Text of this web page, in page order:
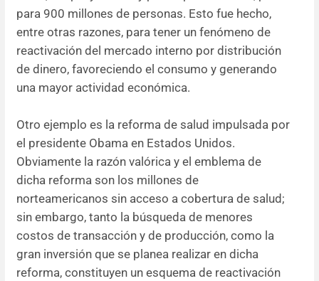
para 900 millones de personas. Esto fue hecho,
entre otras razones, para tener un fenómeno de
reactivación del mercado interno por distribución
de dinero, favoreciendo el consumo y generando
una mayor actividad económica.
Otro ejemplo es la reforma de salud impulsada por
el presidente Obama en Estados Unidos.
Obviamente la razón valórica y el emblema de
dicha reforma son los millones de
norteamericanos sin acceso a cobertura de salud;
sin embargo, tanto la búsqueda de menores
costos de transacción y de producción, como la
gran inversión que se planea realizar en dicha
reforma, constituyen un esquema de reactivación